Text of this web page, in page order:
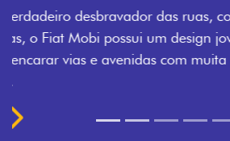
O Fiat Mobi tem sempre uma
sua cara. Escolha entre o Preto
Montecarlo, Branco Banchisa,
Silverstone.
Rodas de liga leve